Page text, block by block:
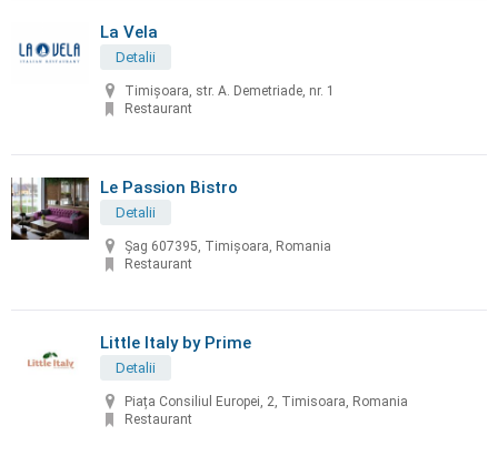
La Vela
Detalii
Timișoara, str. A. Demetriade, nr. 1
Restaurant
Le Passion Bistro
Detalii
Șag 607395, Timișoara, Romania
Restaurant
Little Italy by Prime
Detalii
Piața Consiliul Europei, 2, Timisoara, Romania
Restaurant